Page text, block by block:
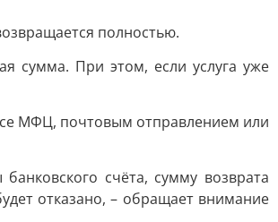
полностью.
сумма. При этом, если услуга уже
МФЦ, почтовым отправлением или
счёта, сумму возврата
отказано, – обращает внимание